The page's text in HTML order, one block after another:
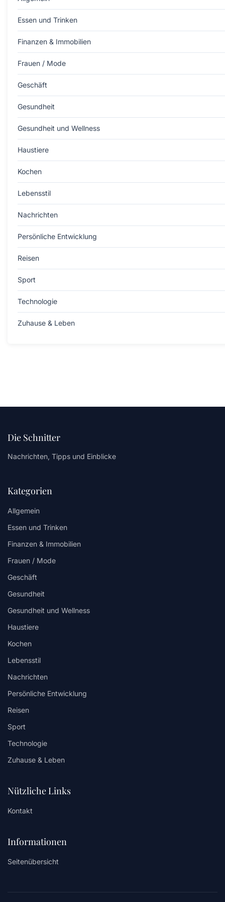
Essen und Trinken
Finanzen & Immobilien
Frauen / Mode
Geschäft
Gesundheit
Gesundheit und Wellness
Haustiere
Kochen
Lebensstil
Nachrichten
Persönliche Entwicklung
Reisen
Sport
Technologie
Zuhause & Leben
Die Schnitter
Nachrichten, Tipps und Einblicke
Kategorien
Allgemein
Essen und Trinken
Finanzen & Immobilien
Frauen / Mode
Geschäft
Gesundheit
Gesundheit und Wellness
Haustiere
Kochen
Lebensstil
Nachrichten
Persönliche Entwicklung
Reisen
Sport
Technologie
Zuhause & Leben
Nützliche Links
Kontakt
Informationen
Seitenübersicht